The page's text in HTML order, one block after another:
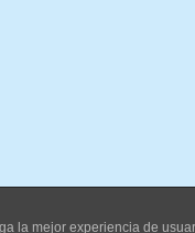
la mejor experiencia de